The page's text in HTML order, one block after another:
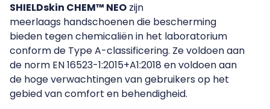
SHIELDskin CHEM™ NEO zijn
meerlaags handschoenen die bescherming
bieden tegen chemicaliën in het laboratorium
conform de Type A-classificering. Ze voldoen aan
de norm EN 16523-1:2015+A1:2018 en voldoen aan
de hoge verwachtingen van gebruikers op het
gebied van comfort en behendigheid.